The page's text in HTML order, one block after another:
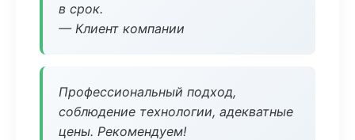
в срок.
— Клиент компании
Профессиональный подход,
соблюдение технологии, адекватные
цены. Рекомендуем!